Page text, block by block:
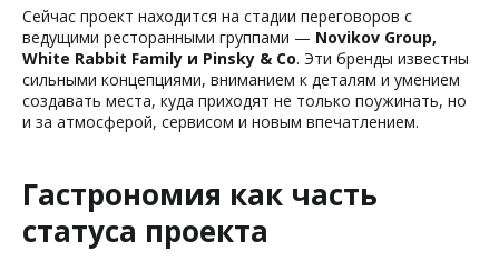
Сейчас проект находится на стадии переговоров с
ведущими ресторанными группами — Novikov Group,
White Rabbit Family и Pinsky & Co. Эти бренды известны
сильными концепциями, вниманием к деталям и умением
создавать места, куда приходят не только поужинать, но
и за атмосферой, сервисом и новым впечатлением.
Гастрономия как часть
статуса проекта